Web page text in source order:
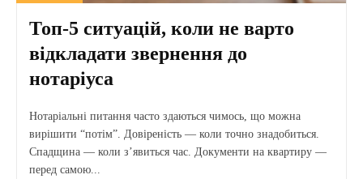
Топ-5 ситуацій, коли не варто
відкладати звернення до
нотаріуса
Нотаріальні питання часто здаються чимось, що можна
вирішити “потім”. Довіреність — коли точно знадобиться.
Спадщина — коли з’явиться час. Документи на квартиру —
перед самою...